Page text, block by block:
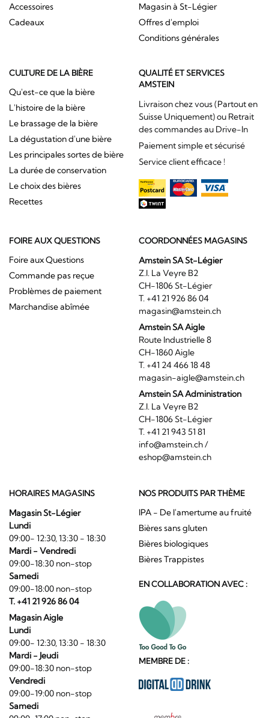
Accessoires
Cadeaux
Magasin à St-Légier
Offres d'emploi
Conditions générales
CULTURE DE LA BIÈRE
Qu'est-ce que la bière
L'histoire de la bière
Le brassage de la bière
La dégustation d'une bière
Les principales sortes de bière
La durée de conservation
Le choix des bières
Recettes
QUALITÉ ET SERVICES
AMSTEIN
Livraison chez vous (Partout en
Suisse Uniquement) ou Retrait
des commandes au Drive-In
Paiement simple et sécurisé
Service client efficace !
FOIRE AUX QUESTIONS
Foire aux Questions
Commande pas reçue
Problèmes de paiement
Marchandise abîmée
COORDONNÉES MAGASINS
Amstein SA St-Légier
Z.I. La Veyre B2
CH-1806 St-Légier
T. +41 21 926 86 04
magasin@amstein.ch
Amstein SA Aigle
Route Industrielle 8
CH-1860 Aigle
T. +41 24 466 18 48
magasin-aigle@amstein.ch
Amstein SA Administration
Z.I. La Veyre B2
CH-1806 St-Légier
T. +41 21 943 51 81
info@amstein.ch/
eshop@amstein.ch
HORAIRES MAGASINS
Magasin St-Légier
Lundi
09:00- 12:30, 13:30 - 18:30
Mardi - Vendredi
09:00-18:30 non-stop
Samedi
09:00-18:00 non-stop
T. +41 21 926 86 04
Magasin Aigle
Lundi
09:00- 12:30, 13:30 - 18:30
Mardi - Jeudi
09:00-18:30 non-stop
Vendredi
09:00-19:00 non-stop
Samedi
NOS PRODUITS PAR THÈME
IPA - De l'amertume au fruité
Bières sans gluten
Bières biologiques
Bières Trappistes
EN COLLABORATION AVEC :
MEMBRE DE :